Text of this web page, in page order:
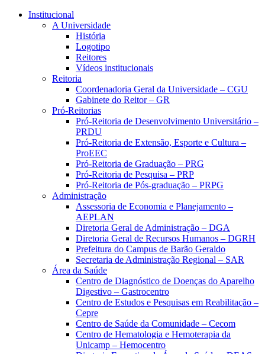
Conteúdo principal
Institucional
A Universidade
História
Logotipo
Reitores
Vídeos institucionais
Reitoria
Coordenadoria Geral da Universidade – CGU
Gabinete do Reitor – GR
Pró-Reitorias
Pró-Reitoria de Desenvolvimento Universitário –
PRDU
Pró-Reitoria de Extensão, Esporte e Cultura –
ProEEC
Pró-Reitoria de Graduação – PRG
Pró-Reitoria de Pesquisa – PRP
Pró-Reitoria de Pós-graduação – PRPG
Administração
Assessoria de Economia e Planejamento –
AEPLAN
Diretoria Geral de Administração – DGA
Diretoria Geral de Recursos Humanos – DGRH
Prefeitura do Campus de Barão Geraldo
Secretaria de Administração Regional – SAR
Área da Saúde
Centro de Diagnóstico de Doenças do Aparelho
Digestivo – Gastrocentro
Centro de Estudos e Pesquisas em Reabilitação –
Cepre
Centro de Saúde da Comunidade – Cecom
Centro de Hematologia e Hemoterapia da
Unicamp – Hemocentro